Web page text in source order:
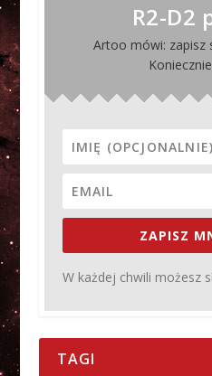
R2-D2
Artoo mówi: zapisz
ZAPISZ
W każdej chwili możesz
TAGI